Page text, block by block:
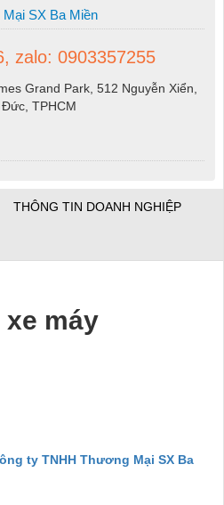
SX Ba Miền
zalo: 0903357255
Grand Park, 512 Nguyễn Xiển,
TPHCM
THÔNG TIN DOANH NGHIỆP
máy
ty TNHH Thương Mại SX Ba